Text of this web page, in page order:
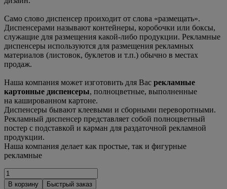
Само слово диспенсер проиходит от слова «размещать».
Диспенсерами называют контейнеры, коробочки или боксы,
служащие для размещения какой-либо продукции. Рекламные
диспенсеры используются для размещения рекламных
материалов (листовок, буклетов и т.п.) обычно в местах
продаж.
Наша компания может изготовить для Вас рекламные
картонные диспенсеры, полноцветные, выполненные
на кашированном картоне.
Диспенсеры бывают клеевыми и сборными переворотными.
Рекламный диспенсер представляет собой полноцветный
постер с подставкой и карман для раздаточной рекламной
продукции.
Наша компания делает как простые, так и фигурные
рекламные
В корзину Быстрый заказ